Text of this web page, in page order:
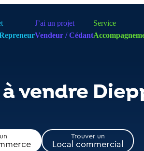
J’ai un projet
Vendeur / Cédant
Service
vendre
Trouver un
Local commercial